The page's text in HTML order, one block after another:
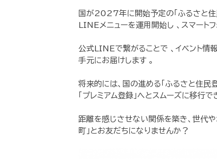
国が2027年に開始予定の「ふるさと住
LINEメニューを運用開始し 、スマート
公式LINEで繋がることで 、イベント情
手元にお届けします 。
将来的には、国の進める「ふるさと住民
「プレミアム登録」へとスムーズに移行
距離を感じさせない関係を築き、世代
町」とお友だちになりませんか？